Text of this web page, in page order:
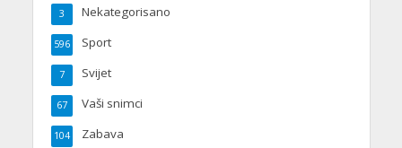
Nekategorisano
3
Sport
596
Svijet
7
Vaši snimci
67
Zabava
104